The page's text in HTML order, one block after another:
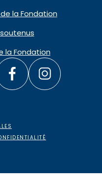
la Fondation
la Fondation